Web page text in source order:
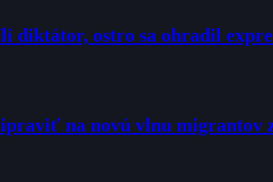
diktátor, ostro sa ohradil
na novú vlnu migrantov